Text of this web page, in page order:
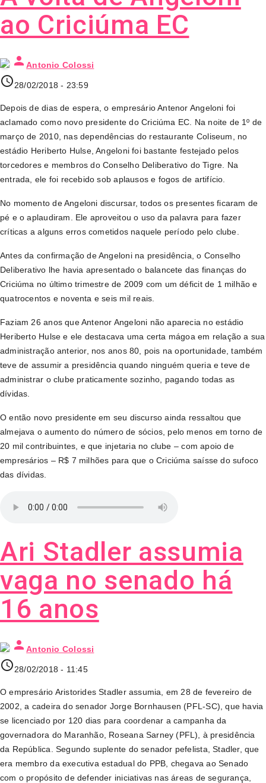
ao Criciúma EC
person Antonio Colossi
access_time28/02/2018 - 23:59
Depois de dias de espera, o empresário Antenor Angeloni foi
aclamado como novo presidente do Criciúma EC. Na noite de 1º de
março de 2010, nas dependências do restaurante Coliseum, no
estádio Heriberto Hulse, Angeloni foi bastante festejado pelos
torcedores e membros do Conselho Deliberativo do Tigre. Na
entrada, ele foi recebido sob aplausos e fogos de artifício.
No momento de Angeloni discursar, todos os presentes ficaram de
pé e o aplaudiram. Ele aproveitou o uso da palavra para fazer
críticas a alguns erros cometidos naquele período pelo clube.
Antes da confirmação de Angeloni na presidência, o Conselho
Deliberativo lhe havia apresentado o balancete das finanças do
Criciúma no último trimestre de 2009 com um déficit de 1 milhão e
quatrocentos e noventa e seis mil reais.
Faziam 26 anos que Antenor Angeloni não aparecia no estádio
Heriberto Hulse e ele destacava uma certa mágoa em relação a sua
administração anterior, nos anos 80, pois na oportunidade, também
teve de assumir a presidência quando ninguém queria e teve de
administrar o clube praticamente sozinho, pagando todas as
dívidas.
O então novo presidente em seu discurso ainda ressaltou que
almejava o aumento do número de sócios, pelo menos em torno de
20 mil contribuintes, e que injetaria no clube – com apoio de
empresários – R$ 7 milhões para que o Criciúma saísse do sufoco
das dívidas.
Ari Stadler assumia
vaga no senado há
16 anos
person Antonio Colossi
access_time28/02/2018 - 11:45
O empresário Aristorides Stadler assumia, em 28 de fevereiro de
2002, a cadeira do senador Jorge Bornhausen (PFL-SC), que havia
se licenciado por 120 dias para coordenar a campanha da
governadora do Maranhão, Roseana Sarney (PFL), à presidência
da República. Segundo suplente do senador pefelista, Stadler, que
era membro da executiva estadual do PPB, chegava ao Senado
com o propósito de defender iniciativas nas áreas de segurança,